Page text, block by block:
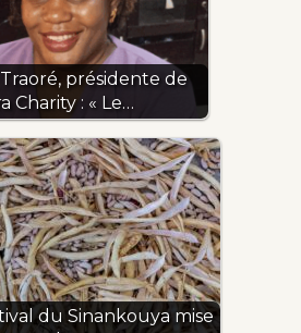
présidente de
Charity : « Le…
du Sinankouya mise